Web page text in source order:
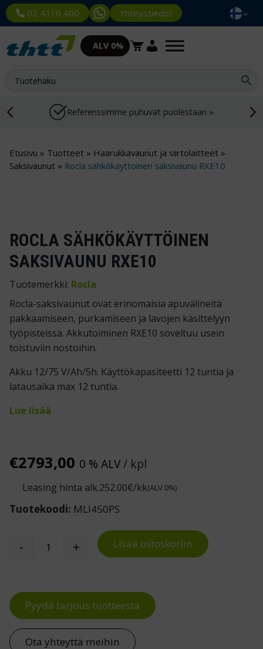
02 4310 400 Yhteystiedot
ALV 0%
Referenssimme puhuvat puolestaan »
Etusivu » Tuotteet » Haarukkavaunut ja siirtolaitteet »
Saksivaunut » Rocla sähkökäyttöinen saksivaunu RXE10
ROCLA SÄHKÖKÄYTTÖINEN
SAKSIVAUNU RXE10
Tuotemerkki: Rocla
Rocla-saksivaunut ovat erinomaisia apuvälineitä
pakkaamiseen, purkamiseen ja lavojen käsittelyyn
työpisteissä. Akkutoiminen RXE10 soveltuu usein
toistuviin nostoihin.
Akku 12/75 V/Ah/5h. Käyttökapasiteetti 12 tuntia ja
latausaika max 12 tuntia.
Lue lisää
€2793,00 0 % ALV/ kpl
Leasing hinta alk.252.00€/kk(ALV 0%)
Tuotekoodi: MLI450PS
Rocla sähkökäyttöinen saksivaunu RXE10 määrä
- + Lisää ostoskoriin
Pyydä tarjous tuotteesta
Ota yhteyttä meihin